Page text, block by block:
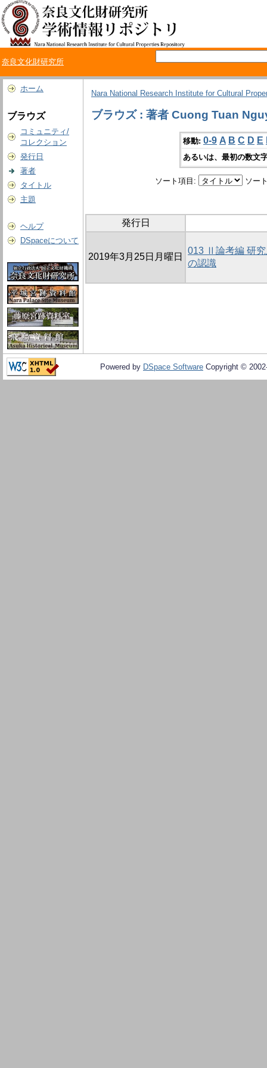
奈良文化財研究所
ホーム
ブラウズ
コミュニティ/
コレクション
発行日
著者
タイトル
主題
ヘルプ
DSpaceについて
Nara National Research Institute for Cultural
ブラウズ : 著者 Cuong Tuan
移動: 0-9 A B C D E
あるいは、最初の数文
ソート項目: ソー
発行日
2019年3月25日月曜日
013 Ⅱ論考編 研
の認識
Powered by DSpace Software Copyright ©